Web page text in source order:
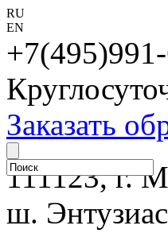
RU
EN
Заказать
111123, г.
ш.